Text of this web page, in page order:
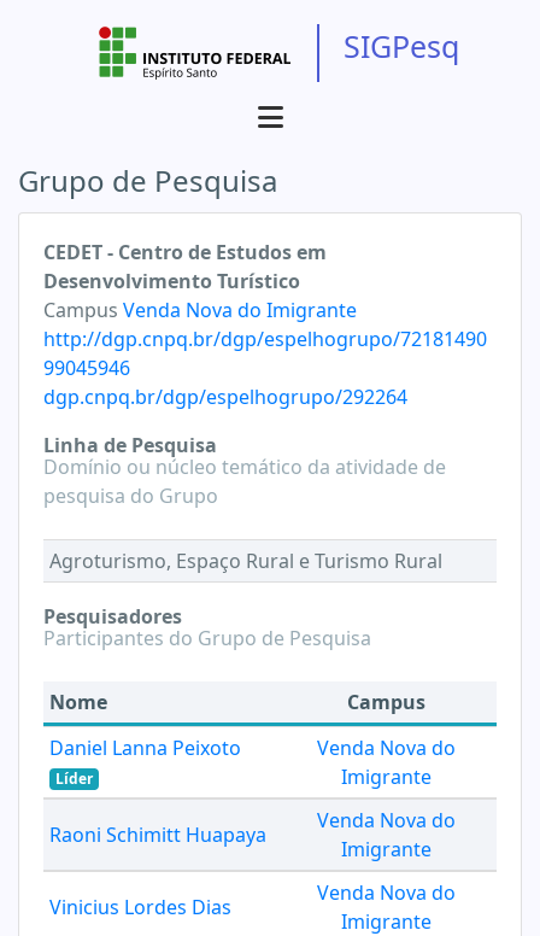
SIGPesq
Grupo de Pesquisa
CEDET - Centro de Estudos em
Desenvolvimento Turístico
Campus Venda Nova do Imigrante
http://dgp.cnpq.br/dgp/espelhogrupo/72181490
99045946
dgp.cnpq.br/dgp/espelhogrupo/292264
Linha de Pesquisa
Domínio ou núcleo temático da atividade de
pesquisa do Grupo
Agroturismo, Espaço Rural e Turismo Rural
Pesquisadores
Participantes do Grupo de Pesquisa
Nome
Campus
Daniel Lanna Peixoto
Líder
Venda Nova do
Imigrante
Raoni Schimitt Huapaya
Venda Nova do
Imigrante
Vinicius Lordes Dias
Venda Nova do
Imigrante